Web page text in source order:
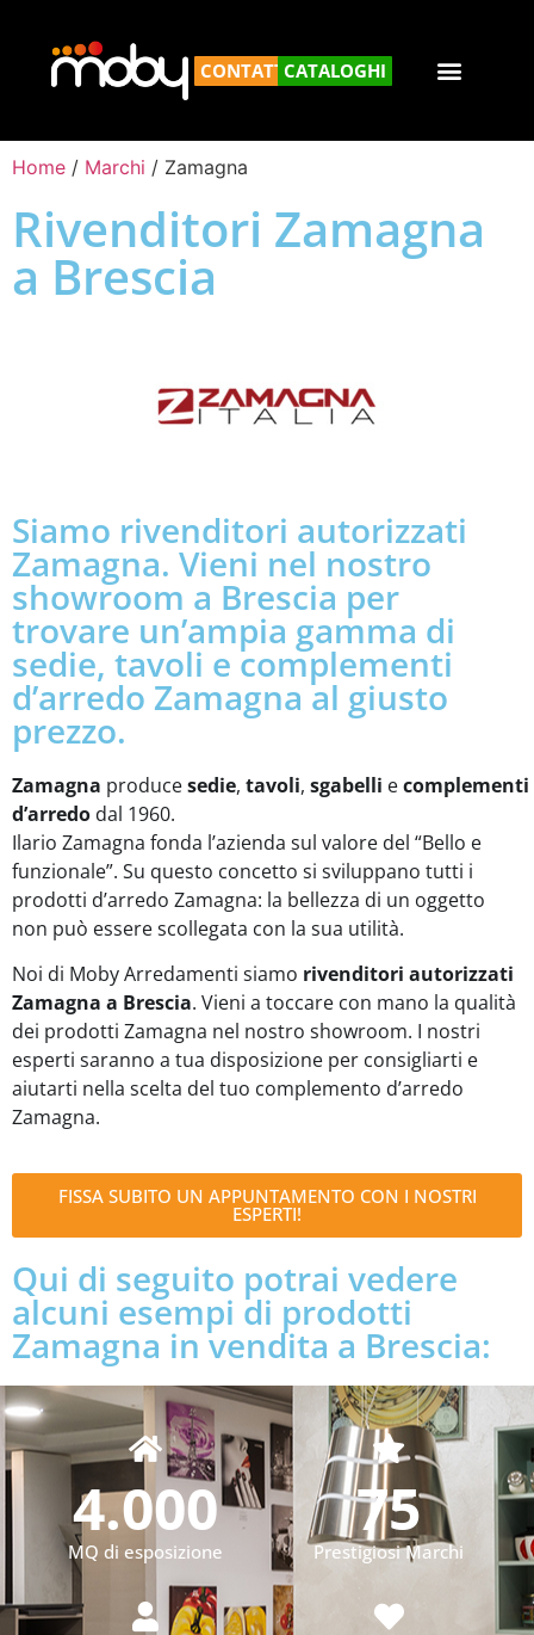
CONTATTACICATALOGHI
Home / Marchi / Zamagna
Rivenditori Zamagna
a Brescia
Siamo rivenditori autorizzati
Zamagna. Vieni nel nostro
showroom a Brescia per
trovare un’ampia gamma di
sedie, tavoli e complementi
d’arredo Zamagna al giusto
prezzo.
Zamagna producesedie, tavoli, sgabelli ecomplementi
d’arredo dal 1960.
Ilario Zamagna fonda l’azienda sul valore del “Bello e
funzionale”. Su questo concetto si sviluppano tutti i
prodotti d’arredo Zamagna: la bellezza di un oggetto
non può essere scollegata con la sua utilità.
Noi di Moby Arredamenti siamo rivenditori autorizzati
Zamagna a Brescia. Vieni a toccare con mano la qualità
dei prodotti Zamagna nel nostro showroom. I nostri
esperti saranno a tua disposizione per consigliarti e
aiutarti nella scelta del tuo complemento d’arredo
Zamagna.
FISSA SUBITO UN APPUNTAMENTO CON I NOSTRI
ESPERTI!
Qui di seguito potrai vedere
alcuni esempi di prodotti
Zamagna in vendita a Brescia:
MQ di esposizione
4.000
Prestigiosi Marchi
75